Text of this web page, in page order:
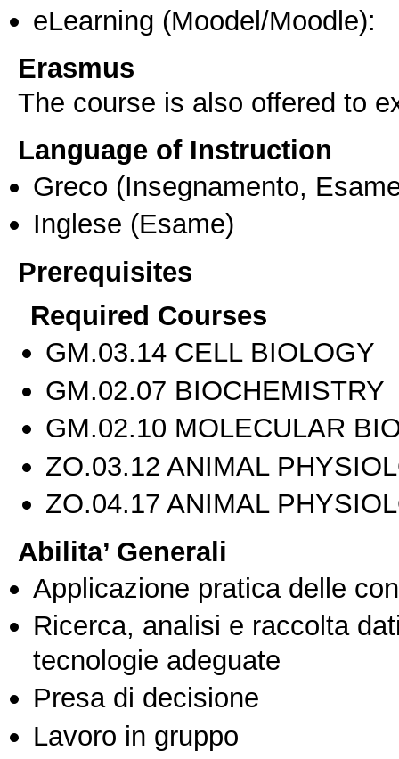
eLearning (Moodel/Moodle):
Erasmus
The course is also offered to
Language of Instruction
Greco (Insegnamento,
Inglese (Esame)
Prerequisites
Required Courses
GM.03.14 CELL BIOLOGY
GM.02.07 BIOCHEMISTRY
GM.02.10 MOLECULAR
ZO.03.12 ANIMAL
ZO.04.17 ANIMAL
Abilita’ Generali
Applicazione pratica delle
Ricerca, analisi e raccolta
tecnologie adeguate
Presa di decisione
Lavoro in gruppo